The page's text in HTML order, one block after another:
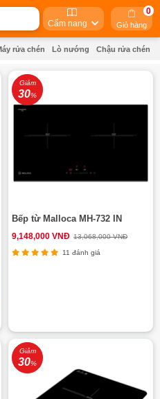
Cẩm nang Giỏ hàng
0
rửa chén Lò nướng Chậu rửa chén
Giảm
30%
Bếp từ Malloca MH-732 IN
9,148,000 VNĐ 13,068,000 VNĐ
11 đánh giá
Giảm
30%